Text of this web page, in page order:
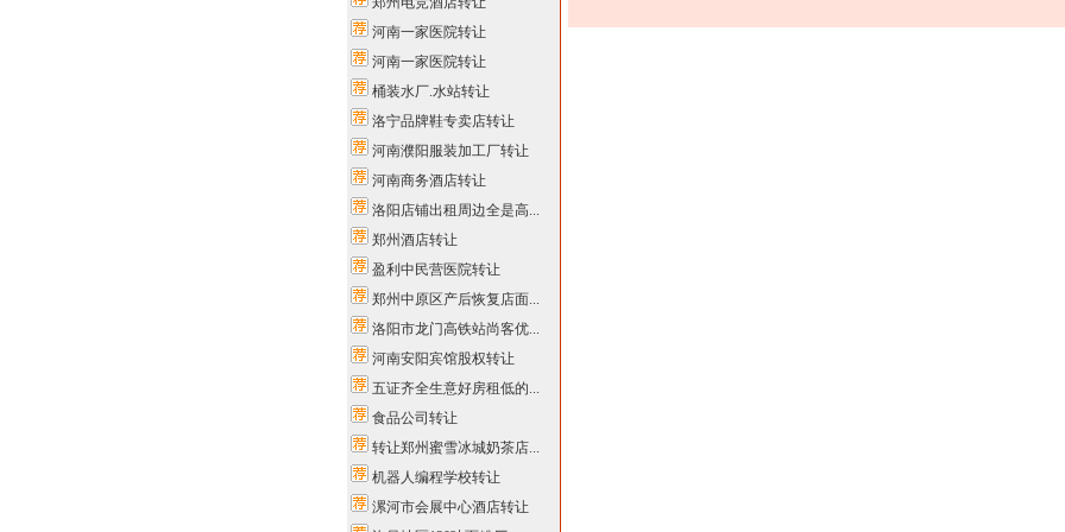
河南一家医院转让
河南一家医院转让
桶装水厂.水站转让
洛宁品牌鞋专卖店转让
河南濮阳服装加工厂转让
河南商务酒店转让
洛阳店铺出租周边全是高...
郑州酒店转让
盈利中民营医院转让
郑州中原区产后恢复店面...
洛阳市龙门高铁站尚客优...
河南安阳宾馆股权转让
五证齐全生意好房租低的...
食品公司转让
转让郑州蜜雪冰城奶茶店...
机器人编程学校转让
漯河市会展中心酒店转让